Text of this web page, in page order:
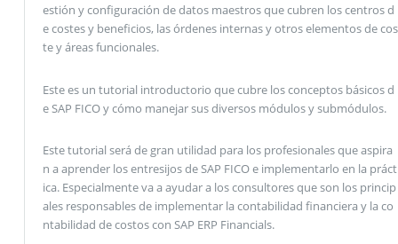
estión y configuración de datos maestros que cubren los centros d
e costes y beneficios, las órdenes internas y otros elementos de cos
te y áreas funcionales.
Este es un tutorial introductorio que cubre los conceptos básicos d
e SAP FICO y cómo manejar sus diversos módulos y submódulos.
Este tutorial será de gran utilidad para los profesionales que aspira
n a aprender los entresijos de SAP FICO e implementarlo en la práct
ica. Especialmente va a ayudar a los consultores que son los princip
ales responsables de implementar la contabilidad financiera y la co
ntabilidad de costos con SAP ERP Financials.